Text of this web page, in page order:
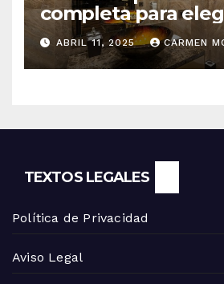
completa para
opción
ABRIL 11, 2025 CARMEN
TEXTOS LEGALES
Política de Privacidad
Aviso Legal